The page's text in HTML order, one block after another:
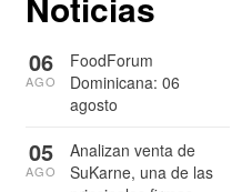
FoodForum
Dominicana: 06
agosto
06
AGO
Analizan venta de
SuKarne, una de las
05
AGO